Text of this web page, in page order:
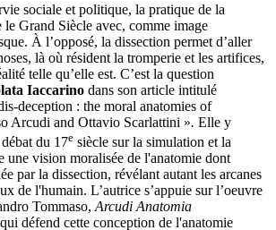
sociale et politique, la pratique de la
Grand Siècle avec, comme image
À l’opposé, la dissection permet d’aller
là où résident la tromperie et les artifices,
telle qu’elle est. C’est la question
Iaccarino dans son article intitulé
deception : the moral anatomies of
Arcudi and Ottavio Scarlattini ». Elle y
du 17e siècle sur la simulation et la
une vision moralisée de l'anatomie dont
par la dissection, révélant autant les arcanes
de l'humain. L’autrice s’appuie sur l’oeuvre
Tommaso, Arcudi Anatomia
défend cette conception de l'anatomie